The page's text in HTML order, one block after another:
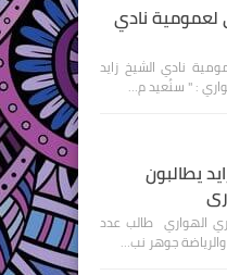
نادي
نادي الشيخ زايد
: " سنُعيد م…
يطالبون
الهواري طالب عدد
والرياضة جوهر نب…